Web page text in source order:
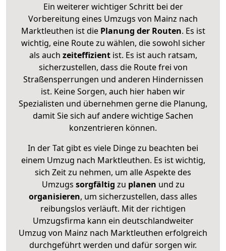
Ein weiterer wichtiger Schritt bei der
Vorbereitung eines Umzugs von Mainz nach
Marktleuthen ist diePlanung der Routen. Es ist
wichtig, eine Route zu wählen, die sowohl sicher
als auch zeiteffizientist. Es ist auch ratsam,
sicherzustellen, dass die Route frei von
Straßensperrungen und anderen Hindernissen
ist. Keine Sorgen, auch hier haben wir
Spezialisten und übernehmen gerne die Planung,
damit Sie sich auf andere wichtige Sachen
konzentrieren können.
In der Tat gibt es viele Dinge zu beachten bei
einem Umzug nach Marktleuthen. Es ist wichtig,
sich Zeit zu nehmen, um alle Aspekte des
Umzugs sorgfältig zu planen und zu
organisieren, um sicherzustellen, dass alles
reibungslos verläuft. Mit der richtigen
Umzugsfirma kann ein deutschlandweiter
Umzug von Mainz nach Marktleuthen erfolgreich
durchgeführt werden und dafür sorgen wir.